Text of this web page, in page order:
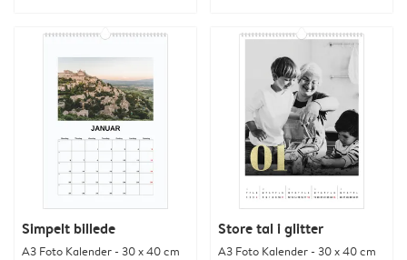
Simpelt billede
A3 Foto Kalender - 30 x 40 cm
Store tal i glitter
A3 Foto Kalender - 30 x 40 cm